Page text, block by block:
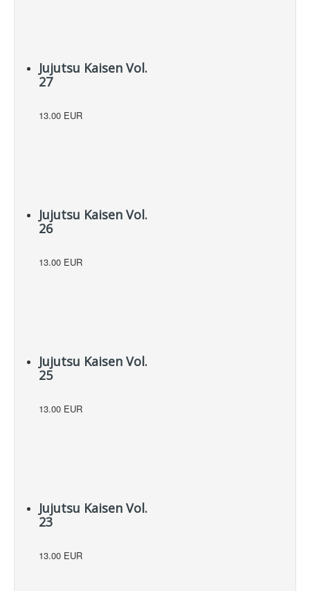
Jujutsu Kaisen Vol.
27
13.00 EUR
Jujutsu Kaisen Vol.
26
13.00 EUR
Jujutsu Kaisen Vol.
25
13.00 EUR
Jujutsu Kaisen Vol.
23
13.00 EUR